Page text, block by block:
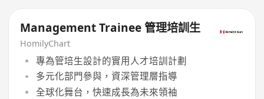
Management Trainee 管理培訓生
HomilyChart
專為管培生設計的實用人才培訓計劃
多元化部門參與，資深管理層指導
全球化舞台，快速成長為未來領袖